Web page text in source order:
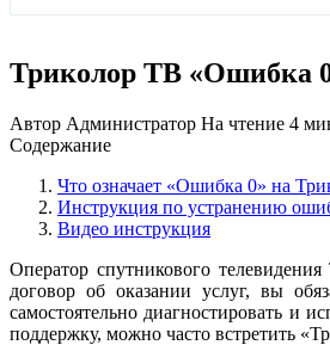
Триколор ТВ «Ошибка
Автор Администратор На чтение 4
Содержание
Что означает «Ошибка 0» на
Инструкция по устранению
Видео инструкция
Оператор спутникового
договор об оказании услуг, вы
самостоятельно диагностировать и
поддержку, можно часто встретить